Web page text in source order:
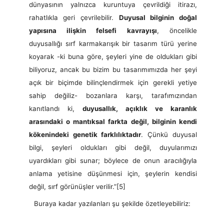
dünyasının yalnızca kuruntuya çevrildiği itirazı,
rahatlıkla geri çevrilebilir. Duyusal bilginin doğal
yapısına ilişkin felsefi kavrayışı, öncelikle
duyusallığı sırf karmakarışık bir tasarım türü yerine
koyarak -ki buna göre, şeyleri yine de oldukları gibi
biliyoruz, ancak bu bizim bu tasarımımızda her şeyi
açık bir biçimde bilinçlendirmek için gerekli yetiye
sahip değiliz- bozanlara karşı, tarafımızından
kanıtlandı ki, duyusallık, açıklık ve karanlık
arasındaki o mantıksal farkta değil, bilginin kendi
kökenindeki genetik farklılıktadır. Çünkü duyusal
bilgi, şeyleri oldukları gibi değil, duyularımızı
uyardıkları gibi sunar; böylece de onun aracılığıyla
anlama yetisine düşünmesi için, şeylerin kendisi
değil, sırf görünüşler verilir.”[5]
Buraya kadar yazılanları şu şekilde özetleyebiliriz: